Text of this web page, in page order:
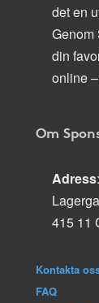
det en
Genom
din
online
Om
Adress:
415 11
Kontakta
FAQ